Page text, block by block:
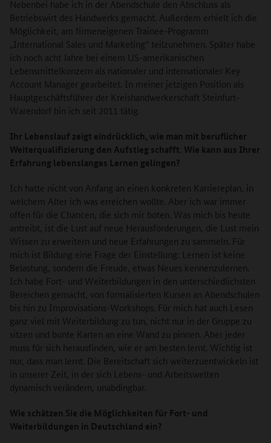
Nebenbei habe ich in der Abendschule den Abschluss als
Betriebswirt des Handwerks gemacht. Außerdem erhielt ich die
Möglichkeit, am firmeneigenen Trainee-Programm
„International Sales und Marketing“ teilzunehmen. Später habe
ich noch acht Jahre bei einem US-amerikanischen
Lebensmittelkonzern als nationaler und internationaler Key
Account Manager gearbeitet. In meiner jetzigen Position als
Hauptgeschäftsführer der Kreishandwerkerschaft Steinfurt-
Warendorf bin ich seit 2011 tätig.
Ihr Lebenslauf zeigt eindrücklich, wie man mit beruflicher
Weiterqualifizierung den Aufstieg schafft. Wie kann aus Ihrer
Erfahrung lebenslanges Lernen gelingen?
Ich hatte nicht von Anfang an einen konkreten Karriereplan, in
welchem Alter ich was erreichen wollte. Aber ich war immer
offen für die Chancen, die sich mir boten. Was mich bis heute
antreibt, ist die Lust auf neue Herausforderungen, die Lust mein
Wissen zu erweitern und neue Erfahrungen zu sammeln. Für
mich ist Bildung eine Frage der Einstellung: Lernen ist keine
Belastung, sondern die Freude, etwas Neues kennenzulernen.
Ich habe Fort- und Weiterbildungen in den unterschiedlichsten
Bereichen gemacht, von formalisierten Kursen an Abendschulen
bis hin zu Improvisations-Workshops. Für mich hat auch Lesen
ganz viel mit Weiterbildung zu tun, nicht nur in der Gruppe zu
sitzen und bunte Karten an eine Wand zu pinnen. Aber jeder
muss für sich herausfinden, wie er am besten lernt. Wichtig ist
nur, dass man lernt. Die Bereitschaft sich weiterzuentwickeln ist
in unserer Zeit, in der sich Lebens- und Arbeitswelten
dynamisch verändern, unabdingbar.
Wie schätzen Sie die Möglichkeiten für Fort- und
Weiterbildungen in Deutschland ein?